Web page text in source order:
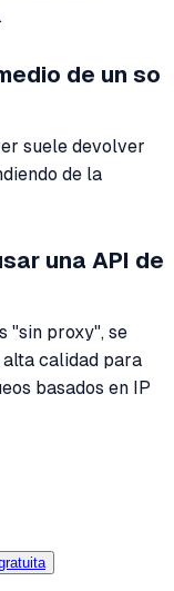
de un so
suele devolver
de la
una API de
"sin proxy", se
alta calidad para
basados en IP